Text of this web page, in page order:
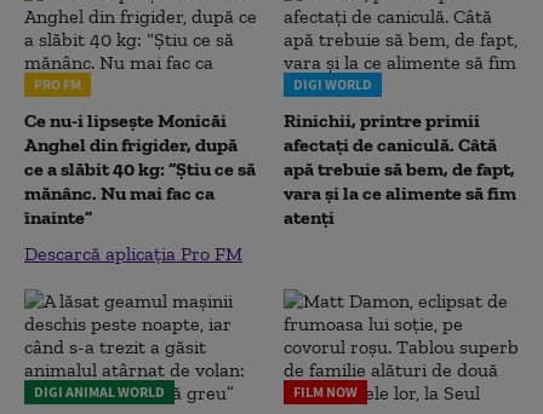
PRO FM
Ce nu-i lipsește Monicăi
Anghel din frigider, după
ce a slăbit 40 kg: “Știu ce să
mănânc. Nu mai fac ca
înainte”
Descarcă aplicația Pro FM
DIGI WORLD
Rinichii, printre primii
afectați de caniculă. Câtă
apă trebuie să bem, de fapt,
vara și la ce alimente să fim
atenți
DIGI ANIMAL WORLD FILM NOW